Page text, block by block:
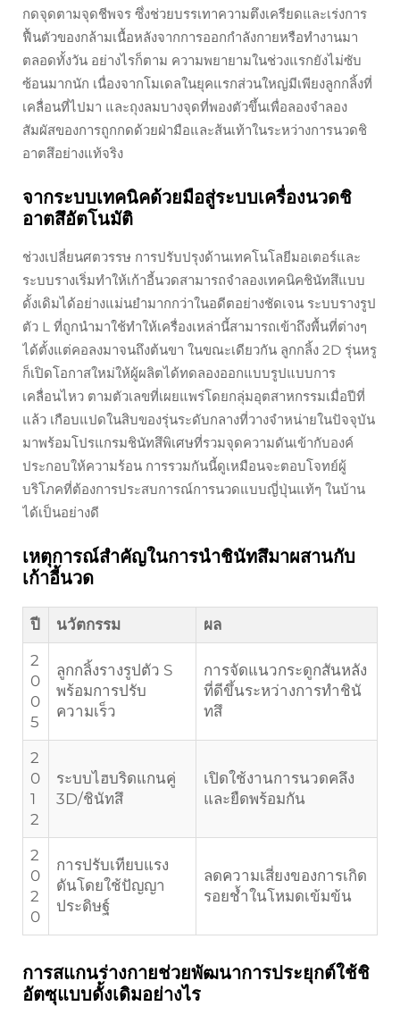
กดจุดตามจุดชีพจร ซึ่งช่วยบรรเทาความตึงเครียดและเร่งการ
ฟื้นตัวของกล้ามเนื้อหลังจากการออกกำลังกายหรือทำงานมา
ตลอดทั้งวัน อย่างไรก็ตาม ความพยายามในช่วงแรกยังไม่ซับ
ซ้อนมากนัก เนื่องจากโมเดลในยุคแรกส่วนใหญ่มีเพียงลูกกลิ้งที่
เคลื่อนที่ไปมา และถุงลมบางจุดที่พองตัวขึ้นเพื่อลองจำลอง
สัมผัสของการถูกกดด้วยฝ่ามือและส้นเท้าในระหว่างการนวดชิ
อาตสึอย่างแท้จริง
จากระบบเทคนิคด้วยมือสู่ระบบเครื่องนวดชิ
อาตสึอัตโนมัติ
ช่วงเปลี่ยนศตวรรษ การปรับปรุงด้านเทคโนโลยีมอเตอร์และ
ระบบรางเริ่มทำให้เก้าอี้นวดสามารถจำลองเทคนิคชินัทสึแบบ
ดั้งเดิมได้อย่างแม่นยำมากกว่าในอดีตอย่างชัดเจน ระบบรางรูป
ตัว L ที่ถูกนำมาใช้ทำให้เครื่องเหล่านี้สามารถเข้าถึงพื้นที่ต่างๆ
ได้ตั้งแต่คอลงมาจนถึงต้นขา ในขณะเดียวกัน ลูกกลิ้ง 2D รุ่นหรู
ก็เปิดโอกาสใหม่ให้ผู้ผลิตได้ทดลองออกแบบรูปแบบการ
เคลื่อนไหว ตามตัวเลขที่เผยแพร่โดยกลุ่มอุตสาหกรรมเมื่อปีที่
แล้ว เกือบแปดในสิบของรุ่นระดับกลางที่วางจำหน่ายในปัจจุบัน
มาพร้อมโปรแกรมชินัทสึพิเศษที่รวมจุดความดันเข้ากับองค์
ประกอบให้ความร้อน การรวมกันนี้ดูเหมือนจะตอบโจทย์ผู้
บริโภคที่ต้องการประสบการณ์การนวดแบบญี่ปุ่นแท้ๆ ในบ้าน
ได้เป็นอย่างดี
เหตุการณ์สำคัญในการนำชินัทสึมาผสานกับ
เก้าอี้นวด
ปี นวัตกรรม
ผล
2
0
0
5
ลูกกลิ้งรางรูปตัว S
พร้อมการปรับ
ความเร็ว
การจัดแนวกระดูกสันหลัง
ที่ดีขึ้นระหว่างการทำชินั
ทสึ
2
0
1
2
ระบบไฮบริดแกนคู่
3D/ชินัทสึ
เปิดใช้งานการนวดคลึง
และยืดพร้อมกัน
2
0
2
0
การปรับเทียบแรง
ดันโดยใช้ปัญญา
ประดิษฐ์
ลดความเสี่ยงของการเกิด
รอยช้ำในโหมดเข้มข้น
การสแกนร่างกายช่วยพัฒนาการประยุกต์ใช้ชิ
อัตซุแบบดั้งเดิมอย่างไร